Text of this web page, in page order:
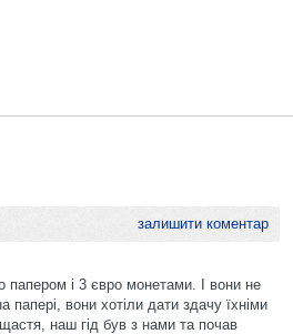
залишити коментар
і 3 євро монетами. І вони не
вони хотіли дати здачу їхніми
наш гід був з нами та почав